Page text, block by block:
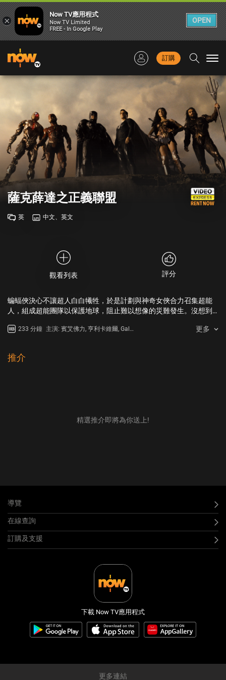
訂購
薩克薛達之正義聯盟
英 中文、英文
觀看列表 評分
蝙蝠俠決心不讓超人白白犧牲，於是計劃與神奇女俠合力召集超能
人，組成超能團隊以保護地球，阻止難以想像的災難發生。沒想到
服一直以來令他們裹足不前的困擾，最終凝聚彼此的力量，組成一
電俠（艾薩米勒 飾）必須在一切太遲之前，阻止荒狼、達克賽德以
233 分鐘 主演: 賓艾佛力, 亨利卡維爾, Gal
更多
推介
精選推介即將為你送上!
導覽
在線查詢
訂購及支援
下載 Now TV應用程式
更多連結
×
Now TV應用程式
Now TV Limited
FREE - In Google Play
OPEN